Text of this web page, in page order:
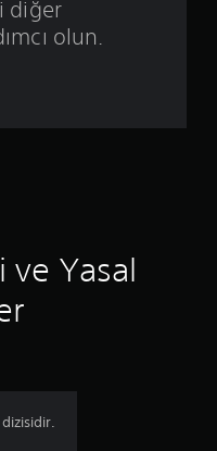
n
1
diğer
olun.
ve Yasal